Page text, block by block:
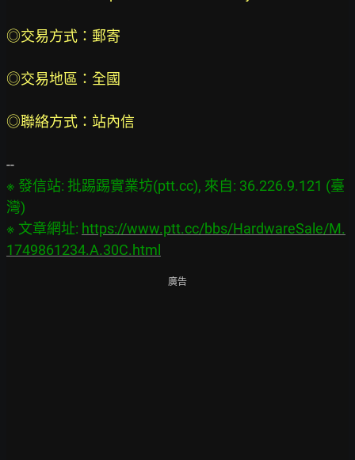
◎交易方式：郵寄
◎交易地區：全國
◎聯絡方式：站內信
※ 發信站: 批踢踢實業坊(ptt.cc), 來自: 36.226.9.121 (臺
灣)
※ 文章網址: https://www.ptt.cc/bbs/HardwareSale/M.
1749861234.A.30C.html
廣告